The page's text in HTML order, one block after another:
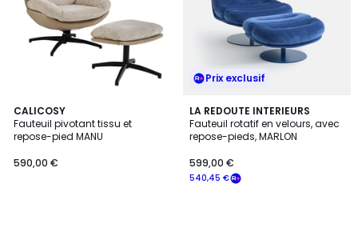
CALICOSY
Fauteuil pivotant tissu et
repose-pied MANU
590,00 €
Prix exclusif
LA REDOUTE INTERIEURS
Fauteuil rotatif en velours, avec
repose-pieds, MARLON
540,45 €
599,00 €